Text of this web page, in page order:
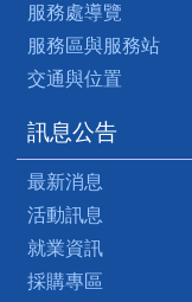
服務處導覽
服務區與服務站
交通與位置
訊息公告
最新消息
活動訊息
就業資訊
採購專區